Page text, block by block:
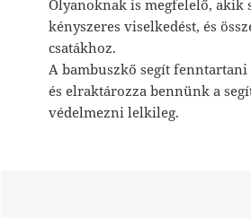
Olyanoknak is megfelelő, akik
kényszeres viselkedést, és
csatákhoz.
A bambuszkő segít fenntartani
és elraktározza bennünk a
védelmezni lelkileg.